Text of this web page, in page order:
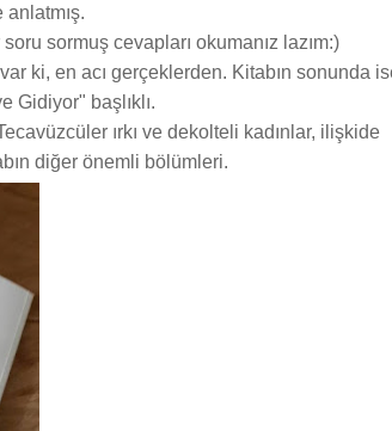
anlatmış.
sormuş cevapları okumanız lazım:)
ki, en acı gerçeklerden. Kitabın sonunda
Gidiyor" başlıklı.
ırkı ve dekolteli kadınlar, ilişkide
diğer önemli bölümleri.